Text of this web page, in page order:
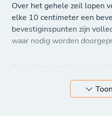
Over het gehele zeil lopen
elke 10 centimeter een
bevestiginspunten zijn
waar nodig worden
gebruiken voor andere